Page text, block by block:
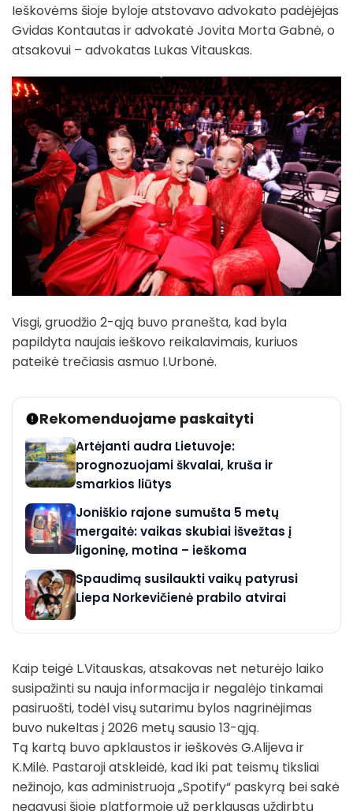
Ieškovėms šioje byloje atstovavo advokato padėjėjas
Gvidas Kontautas ir advokatė Jovita Morta Gabnė, o
atsakovui – advokatas Lukas Vitauskas.
Visgi, gruodžio 2-ąją buvo pranešta, kad byla
papildyta naujais ieškovo reikalavimais, kuriuos
pateikė trečiasis asmuo I.Urbonė.
Rekomenduojame paskaityti
Artėjanti audra Lietuvoje:
prognozuojami škvalai, kruša ir
smarkios liūtys
Joniškio rajone sumušta 5 metų
mergaitė: vaikas skubiai išvežtas į
ligoninę, motina – ieškoma
Spaudimą susilaukti vaikų patyrusi
Liepa Norkevičienė prabilo atvirai
Kaip teigė L.Vitauskas, atsakovas net neturėjo laiko
susipažinti su nauja informacija ir negalėjo tinkamai
pasiruošti, todėl visų sutarimu bylos nagrinėjimas
buvo nukeltas į 2026 metų sausio 13-ąją.
Tą kartą buvo apklaustos ir ieškovės G.Alijeva ir
K.Milė. Pastaroji atskleidė, kad iki pat teismų tiksliai
nežinojo, kas administruoja „Spotify“ paskyrą bei sakė
negavusi šioje platformoje už perklausas uždirbtų